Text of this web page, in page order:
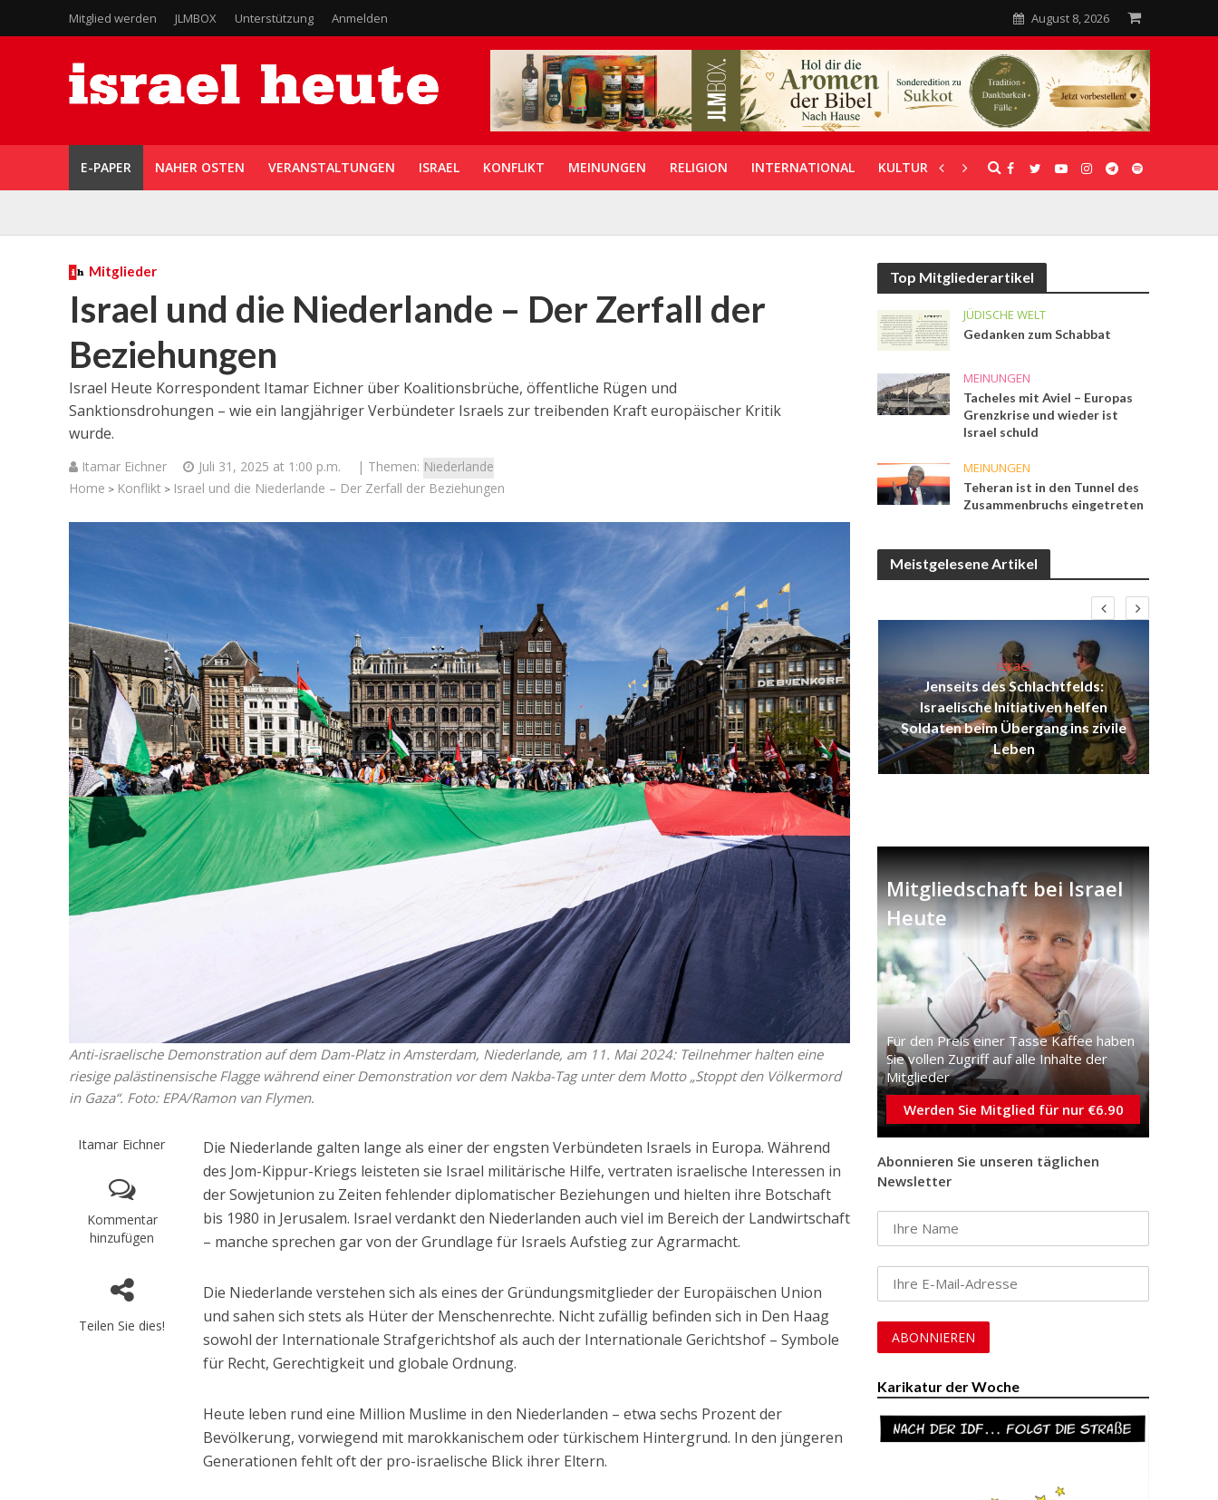
Mitglied werden JLMBOX Unterstützung Anmelden August 8, 2026
E-PAPER NAHER OSTEN VERANSTALTUNGEN ISRAEL KONFLIKT MEINUNGEN RELIGION INTERNATIONAL KULTUR UNTERSTÜTZUNG
Mitglieder
Israel und die Niederlande – Der Zerfall der
Beziehungen
Israel Heute Korrespondent Itamar Eichner über Koalitionsbrüche, öffentliche Rügen und
Sanktionsdrohungen – wie ein langjähriger Verbündeter Israels zur treibenden Kraft europäischer Kritik
wurde.
Itamar Eichner Juli 31, 2025 at 1:00 p.m. | Themen: Niederlande
Home > Konflikt > Israel und die Niederlande – Der Zerfall der Beziehungen
Anti-israelische Demonstration auf dem Dam-Platz in Amsterdam, Niederlande, am 11. Mai 2024: Teilnehmer halten eine
riesige palästinensische Flagge während einer Demonstration vor dem Nakba-Tag unter dem Motto „Stoppt den Völkermord
in Gaza“. Foto: EPA/Ramon van Flymen.
Itamar Eichner
Kommentar
hinzufügen
Teilen Sie dies!
Die Niederlande galten lange als einer der engsten Verbündeten Israels in Europa. Während
des Jom-Kippur-Kriegs leisteten sie Israel militärische Hilfe, vertraten israelische Interessen in
der Sowjetunion zu Zeiten fehlender diplomatischer Beziehungen und hielten ihre Botschaft
bis 1980 in Jerusalem. Israel verdankt den Niederlanden auch viel im Bereich der Landwirtschaft
– manche sprechen gar von der Grundlage für Israels Aufstieg zur Agrarmacht.
Die Niederlande verstehen sich als eines der Gründungsmitglieder der Europäischen Union
und sahen sich stets als Hüter der Menschenrechte. Nicht zufällig befinden sich in Den Haag
sowohl der Internationale Strafgerichtshof als auch der Internationale Gerichtshof – Symbole
für Recht, Gerechtigkeit und globale Ordnung.
Heute leben rund eine Million Muslime in den Niederlanden – etwa sechs Prozent der
Bevölkerung, vorwiegend mit marokkanischem oder türkischem Hintergrund. In den jüngeren
Generationen fehlt oft der pro-israelische Blick ihrer Eltern.
Top Mitgliederartikel
JÜDISCHE WELT
Gedanken zum Schabbat
MEINUNGEN
Tacheles mit Aviel – Europas
Grenzkrise und wieder ist
Israel schuld
MEINUNGEN
Teheran ist in den Tunnel des
Zusammenbruchs eingetreten
Meistgelesene Artikel
Israel
Israelische Wahlen 2026: Das ist
die Knesset – Vladimir Beliak
Israel
Israelische Wahlen 2026: Das ist
die Knesset – Moshe Abutbul
Israel
Jenseits des Schlachtfelds:
Israelische Initiativen helfen
Soldaten beim Übergang ins zivile
Leben
Mitgliedschaft bei Israel
Heute
Für den Preis einer Tasse Kaffee haben
Sie vollen Zugriff auf alle Inhalte der
Mitglieder
Werden Sie Mitglied für nur €6.90
Abonnieren Sie unseren täglichen
Newsletter
Karikatur der Woche